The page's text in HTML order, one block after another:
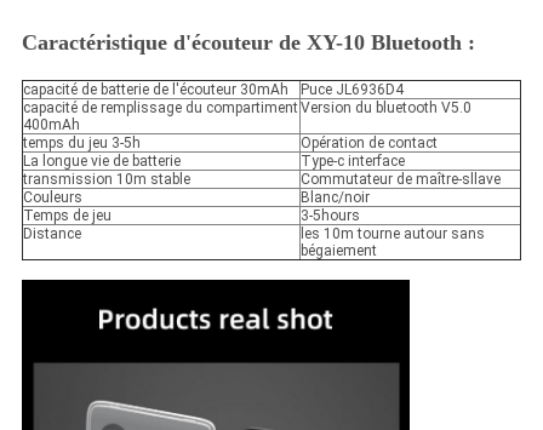
Caractéristique d'écouteur de XY-10 Bluetooth :
capacité de batterie de l'écouteur 30mAh
Puce JL6936D4
capacité de remplissage du compartiment
400mAh
Version du bluetooth V5.0
temps du jeu 3-5h
Opération de contact
La longue vie de batterie
Type-c interface
transmission 10m stable
Commutateur de maître-sllave
Couleurs
Blanc/noir
Temps de jeu
3-5hours
Distance
les 10m tourne autour sans
bégaiement